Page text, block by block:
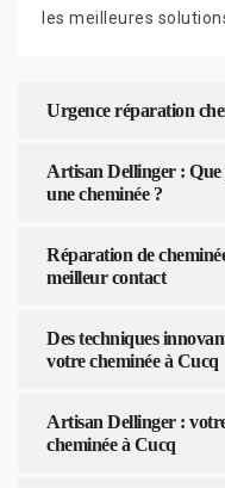
les meilleures
Urgence réparation
Artisan Dellinger :
une cheminée ?
Réparation de
meilleur contact
Des techniques
votre cheminée à Cucq
Artisan Dellinger :
cheminée à Cucq